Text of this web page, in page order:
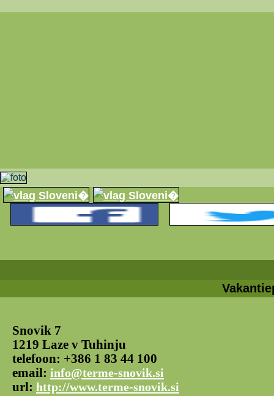
Snovik 7
1219 Laze v Tuhinju
telefoon: +386 1 83 44 100
email: info@terme-snovik.si
url: http://www.terme-snovik.si